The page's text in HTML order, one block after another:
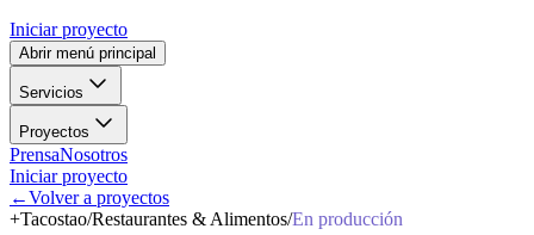
Iniciar proyecto
Abrir menú principal
Servicios
Proyectos
PrensaNosotros
Iniciar proyecto
←Volver a proyectos
+Tacostao/Restaurantes & Alimentos/En producción